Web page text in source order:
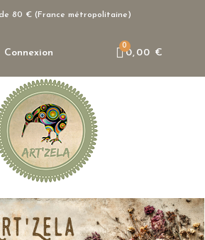
80 € (France métropolitaine)
Connexion 0,00 €